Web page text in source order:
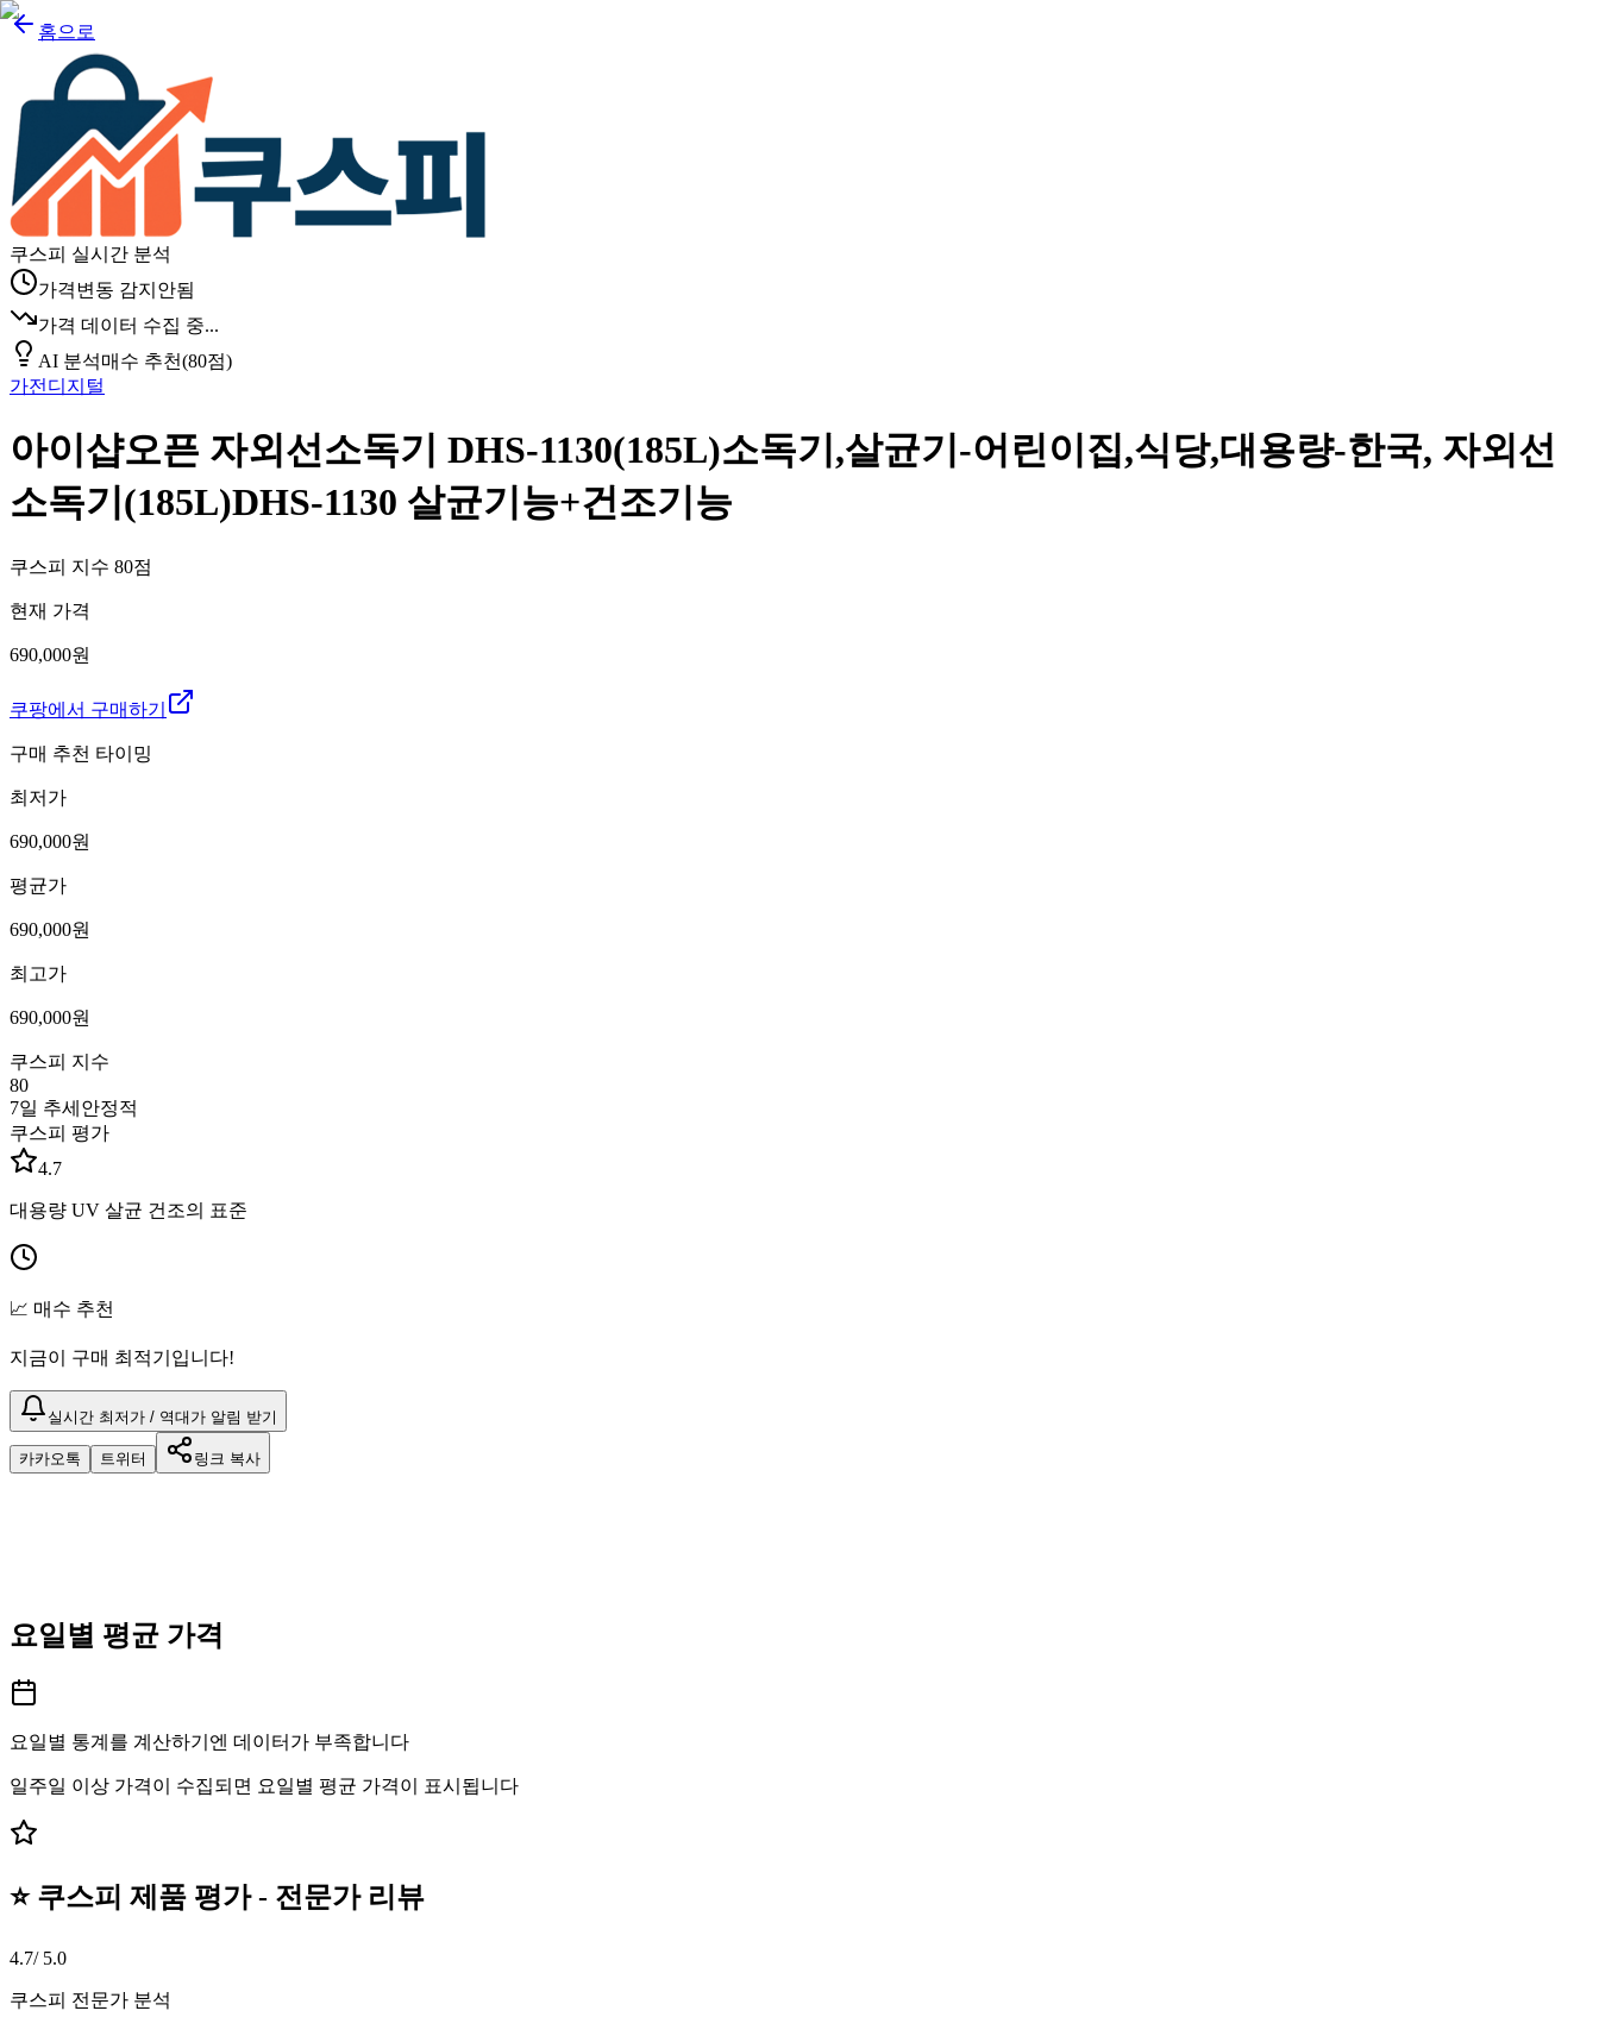
홈으로
쿠스피 실시간 분석
가격변동 감지안됨
가격 데이터 수집 중...
AI 분석매수 추천(80점)
가전디지털
아이샵오픈 자외선소독기 DHS-1130(185L)소독기,살균기-어린이집,식당,대용량-한국, 자외선
소독기(185L)DHS-1130 살균기능+건조기능
쿠스피 지수 80점
현재 가격
690,000원
쿠팡에서 구매하기
구매 추천 타이밍
최저가
690,000원
평균가
690,000원
최고가
690,000원
쿠스피 지수
80
7일 추세 안정적
쿠스피 평가
4.7
대용량 UV 살균 건조의 표준
📈 매수 추천
지금이 구매 최적기입니다!
실시간 최저가 / 역대가 알림 받기
카카오톡 트위터 링크 복사
요일별 평균 가격
요일별 통계를 계산하기엔 데이터가 부족합니다
일주일 이상 가격이 수집되면 요일별 평균 가격이 표시됩니다
⭐ 쿠스피 제품 평가 - 전문가 리뷰
4.7/ 5.0
쿠스피 전문가 분석